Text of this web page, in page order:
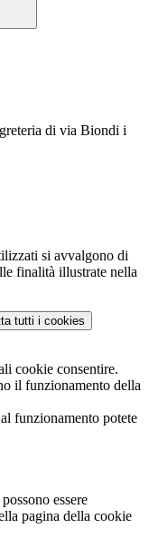
di via Biondi i
si avvalgono di
finalità illustrate nella
tutti i cookies
cookie consentire.
il funzionamento della
funzionamento potete
essere
pagina della cookie